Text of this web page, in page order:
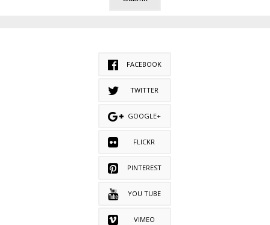
FACEBOOK
TWITTER
GOOGLE+
FLICKR
PINTEREST
YOU TUBE
VIMEO